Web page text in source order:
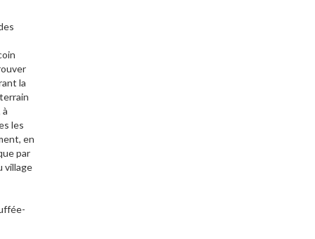
la
les
en
par
village